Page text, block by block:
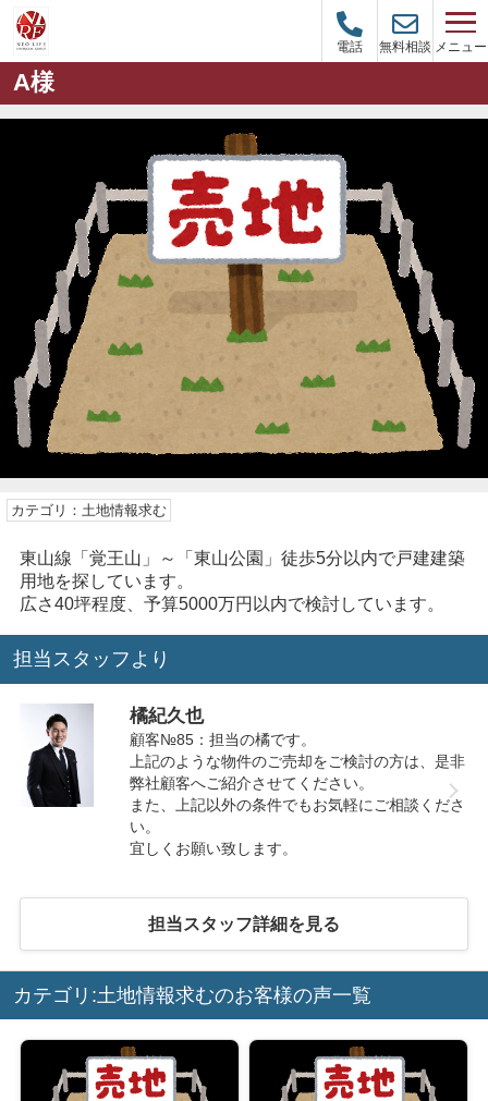
電話 無料相談 メニュー
A様
カテゴリ：土地情報求む
東山線「覚王山」～「東山公園」徒歩5分以内で戸建建築
用地を探しています。
広さ40坪程度、予算5000万円以内で検討しています。
担当スタッフより
橘紀久也
顧客№85：担当の橘です。
上記のような物件のご売却をご検討の方は、是非
弊社顧客へご紹介させてください。
また、上記以外の条件でもお気軽にご相談くださ
い。
宜しくお願い致します。
担当スタッフ詳細を見る
カテゴリ:土地情報求むのお客様の声一覧